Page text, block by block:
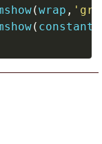
(wrap ,
( constant